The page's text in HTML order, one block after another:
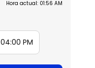
Hora actual: 01:56 AM
04:00 PM